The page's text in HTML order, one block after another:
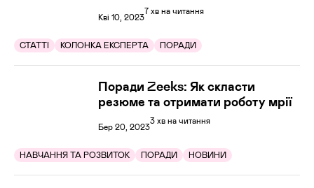
Кві 10, 20237 хв на читання
СТАТТІ КОЛОНКА ЕКСПЕРТА ПОРАДИ
Поради Zeeks: Як скласти
резюме та отримати роботу мрії
Бер 20, 20233 хв на читання
НАВЧАННЯ ТА РОЗВИТОК ПОРАДИ НОВИНИ